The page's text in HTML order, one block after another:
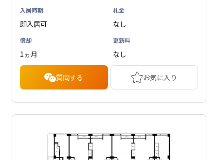
入居時期
即入居可
礼金
なし
償却
1ヵ月
更新料
なし
質問する お気に入り